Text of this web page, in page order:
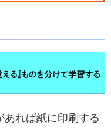
れば紙に印刷する